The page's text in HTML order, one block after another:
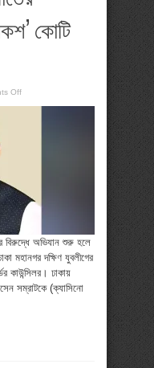
কোটি
Offon
বিরুদ্ধে অভিযান শুরু হলে
মহানগর দক্ষিণ যুবলীগের
কাউন্সিলর। ঢাকায়
সম্রাটকে (ক্যাসিনো